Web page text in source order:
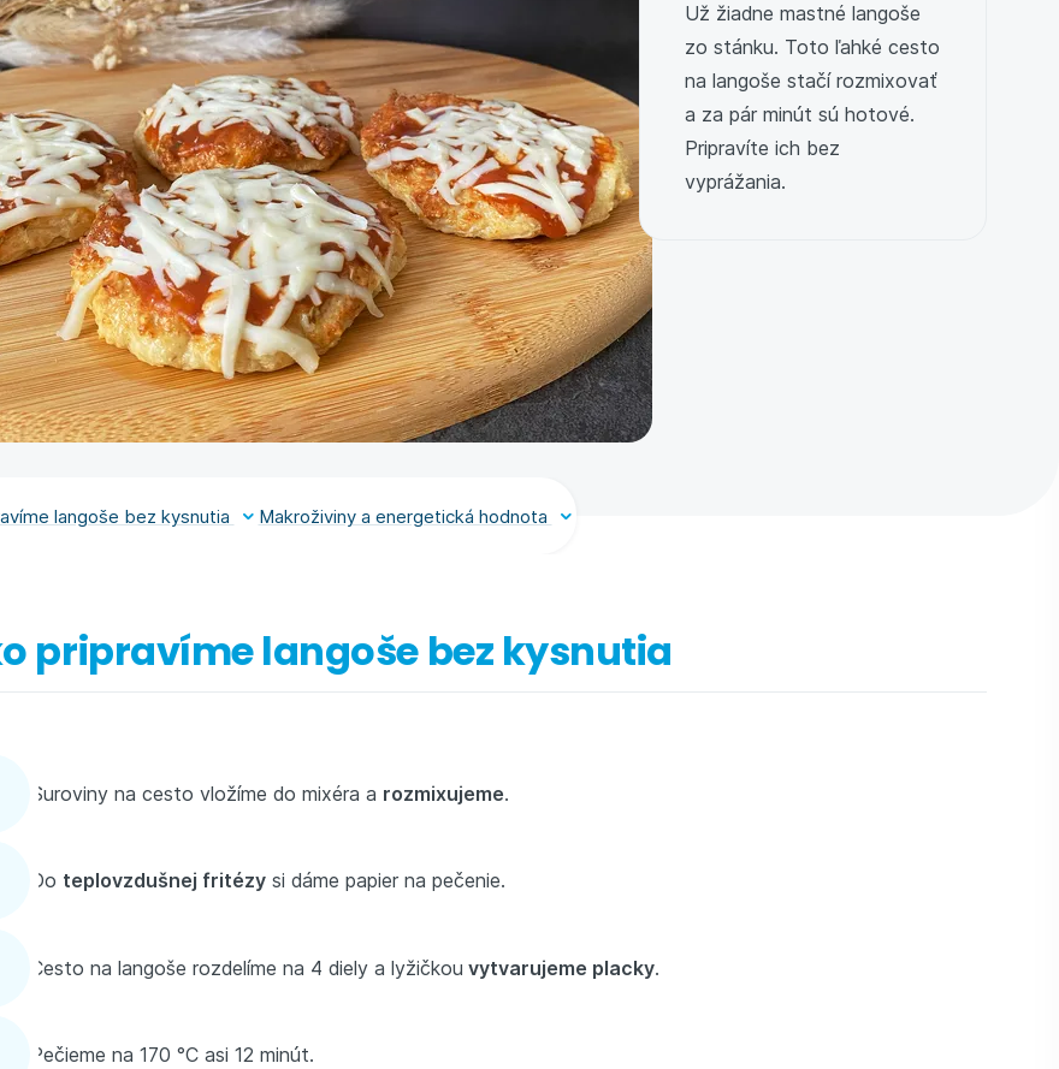
Už žiadne mastné langoše
zo stánku. Toto ľahké cesto
na langoše stačí rozmixovať
a za pár minút sú hotové.
Pripravíte ich bez
vyprážania.
langoše bez kysnutia Makroživiny a energetická hodnota
pripravíme langoše bez kysnutia
Suroviny na cesto vložíme do mixéra a rozmixujeme.
Do teplovzdušnej fritézy si dáme papier na pečenie.
Cesto na langoše rozdelíme na 4 diely a lyžičkou vytvarujeme placky.
Pečieme na 170 °C asi 12 minút.